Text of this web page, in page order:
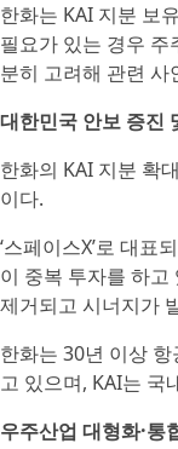
한화는 KAI 지분 보
필요가 있는 경우
분히 고려해 관련
대한민국 안보 증진
한화의 KAI 지분 확
이다.
‘스페이스X’로 대
이 중복 투자를 하
제거되고 시너지가
한화는 30년 이상
고 있으며, KAI는 국
우주산업 대형화·통